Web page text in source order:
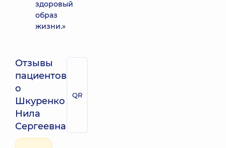
здоровый
образ
жизни.»
Отзывы
пациентов
о
Шкуренко
Нила
Сергеевна
QR